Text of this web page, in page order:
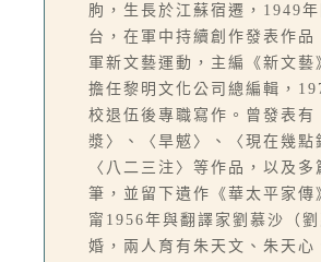
朐，生長於江蘇宿遷，1949
台，在軍中持續創作發表作品
軍新文藝運動，主編《新文藝
擔任黎明文化公司總編輯，
校退伍後專職寫作。曾發表有
漿〉、〈旱魃〉、〈現在幾點
〈八二三注〉等作品，以及多
筆，並留下遺作《華太平家傳
甯1956年與翻譯家劉慕沙（
婚，兩人育有朱天文、朱天心